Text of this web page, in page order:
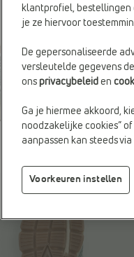
klantprofiel, bestellingen
je ze hiervoor
De gepersonaliseerde
versleutelde gegevens
ons privacybeleid en
Ga je hiermee akkoord,
noodzakelijke cookies”
aanpassen kan steeds
Voorkeuren instellen